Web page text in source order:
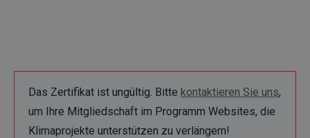
Das Zertifikat ist ungültig. Bitte kontaktieren Sie uns,
um Ihre Mitgliedschaft im Programm Websites, die
Klimaprojekte unterstützen zu verlängern!